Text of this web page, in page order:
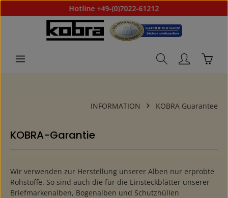
Skip to main contentHotline +49-(0)7022-61212
INFORMATION KOBRA Guarantee
KOBRA-Garantie
Wir verwenden zur Herstellung unserer Alben nur erprobte
Rohstoffe. So sind auch die für die Einsteckblätter unserer
Briefmarkenalben, Bogenalben und Schutzhüllen